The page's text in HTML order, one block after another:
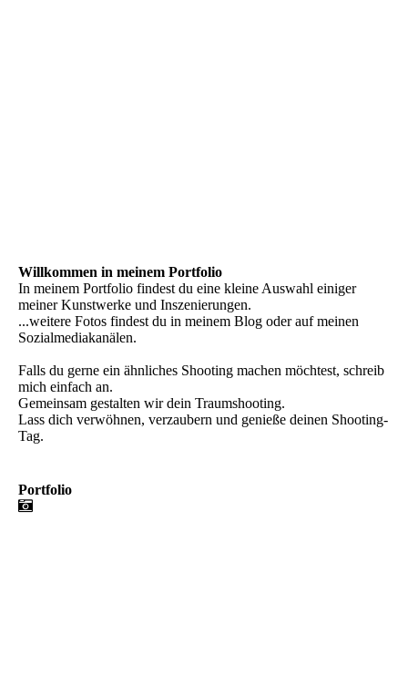
Willkommen in meinem Portfolio
In meinem Portfolio findest du eine kleine Auswahl einiger
meiner Kunstwerke und Inszenierungen.
...weitere Fotos findest du in meinem Blog oder auf meinen
Sozialmediakanälen.
Falls du gerne ein ähnliches Shooting machen möchtest, schreib
mich einfach an.
Gemeinsam gestalten wir dein Traumshooting.
Lass dich verwöhnen, verzaubern und genieße deinen Shooting-
Tag.
Portfolio